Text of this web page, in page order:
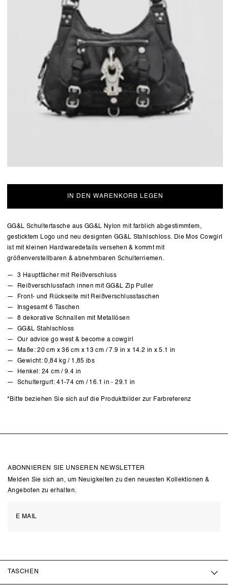
IN DEN WARENKORB LEGEN
GG&L Schultertasche aus GG&L Nylonmit farblich abgestimmtem,
gesticktem Logo und neu designten GG&L Stahlschloss. Die Mos Cowgirl
ist mit kleinen Hardwaredetails versehen & kommt mit
größenverstellbaren & abnehmbaren Schulterriemen.
3 Hauptfächer mit Reißverschluss
Reißverschlussfach innen mit GG&L Zip Puller
Front- und Rückseite mit Reißverschlusstaschen
Insgesamt 6 Taschen
8 dekorative Schnallen mit Metallösen
GG&L Stahlschloss
Our advice go west & become a cowgirl
Maße: 20 cm x 36 cm x 13 cm / 7.9 in x 14.2 in x 5.1 in
Gewicht: 0,84 kg / 1,85 ibs
Henkel: 24 cm / 9.4 in
Schultergurt: 41-74 cm / 16.1 in - 29.1 in
*Bitte beziehen Sie sich auf die Produktbilder zur Farbreferenz
ABONNIEREN SIE UNSEREN NEWSLETTER
Melden Sie sich an, um Neuigkeiten zu den neuesten Kollektionen &
Angeboten zu erhalten.
TASCHEN